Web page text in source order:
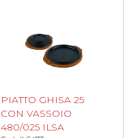
PIATTO GHISA 25
CON VASSOIO
480/025 ILSA